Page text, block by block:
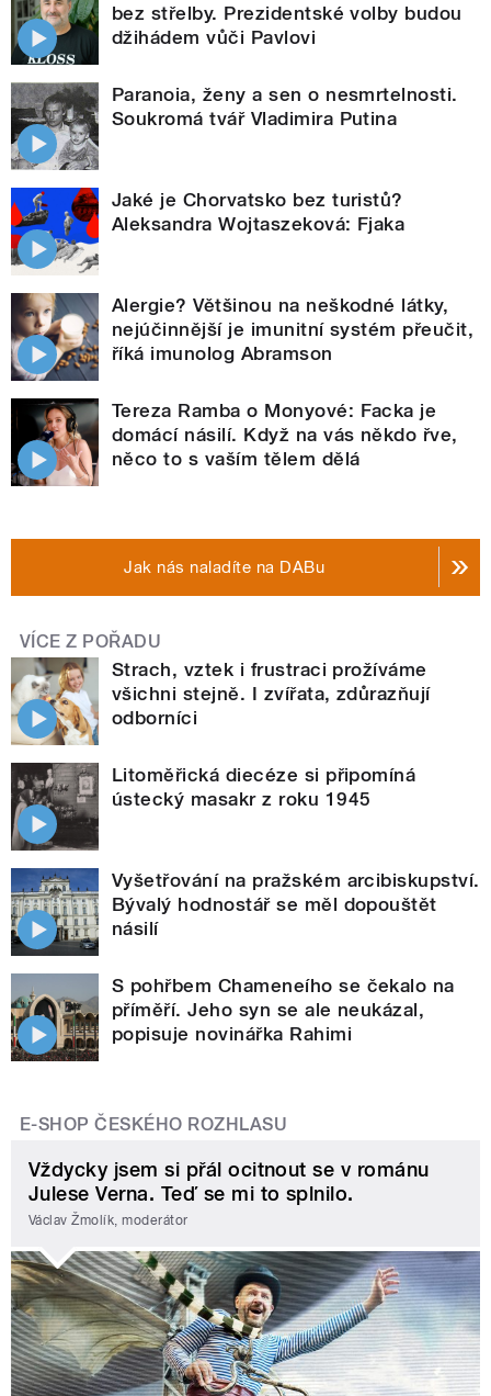
bez střelby. Prezidentské volby budou
džihádem vůči Pavlovi
Paranoia, ženy a sen o nesmrtelnosti.
Soukromá tvář Vladimira Putina
Jaké je Chorvatsko bez turistů?
Aleksandra Wojtaszeková: Fjaka
Alergie? Většinou na neškodné látky,
nejúčinnější je imunitní systém přeučit,
říká imunolog Abramson
Tereza Ramba o Monyové: Facka je
domácí násilí. Když na vás někdo řve,
něco to s vaším tělem dělá
Jak nás naladíte na DABu
VÍCE Z POŘADU
Strach, vztek i frustraci prožíváme
všichni stejně. I zvířata, zdůrazňují
odborníci
Litoměřická diecéze si připomíná
ústecký masakr z roku 1945
Vyšetřování na pražském arcibiskupství.
Bývalý hodnostář se měl dopouštět
násilí
S pohřbem Chameneího se čekalo na
příměří. Jeho syn se ale neukázal,
popisuje novinářka Rahimi
E-SHOP ČESKÉHO ROZHLASU
Vždycky jsem si přál ocitnout se v románu
Julese Verna. Teď se mi to splnilo.
Václav Žmolík, moderátor